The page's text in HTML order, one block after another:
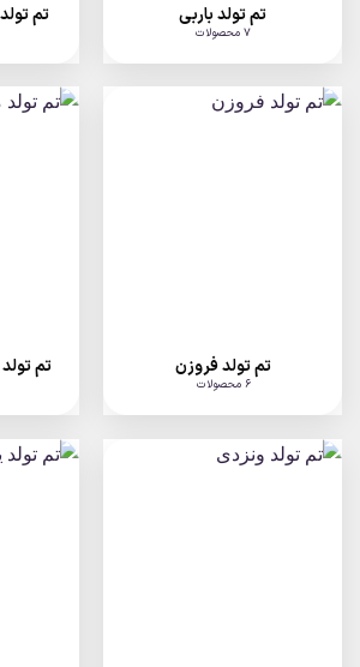
تم تولد باربی
7 محصولات
تم
تم تولد فروزن
6 محصولات
تم